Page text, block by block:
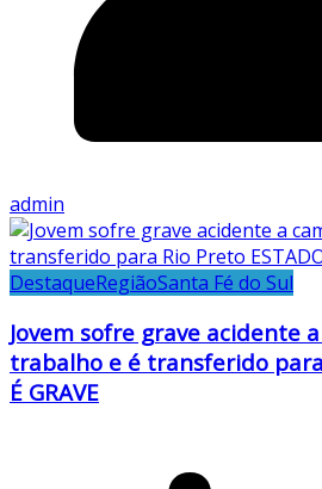
admin
DestaqueRegiãoSanta Fé do Sul
Jovem sofre grave acidente
trabalho e é transferido para
É GRAVE